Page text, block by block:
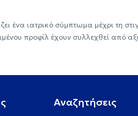
ιατρικό σύμπτωμα μέχρι τη
προφίλ έχουν συλλεχθεί από
Αναζητήσεις